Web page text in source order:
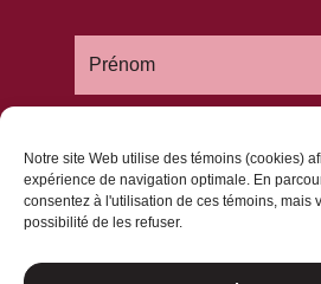
Notre site Web utilise des témoins (cookies)
expérience de navigation optimale. En
consentez à l'utilisation de ces témoins, mais
possibilité de les refuser.